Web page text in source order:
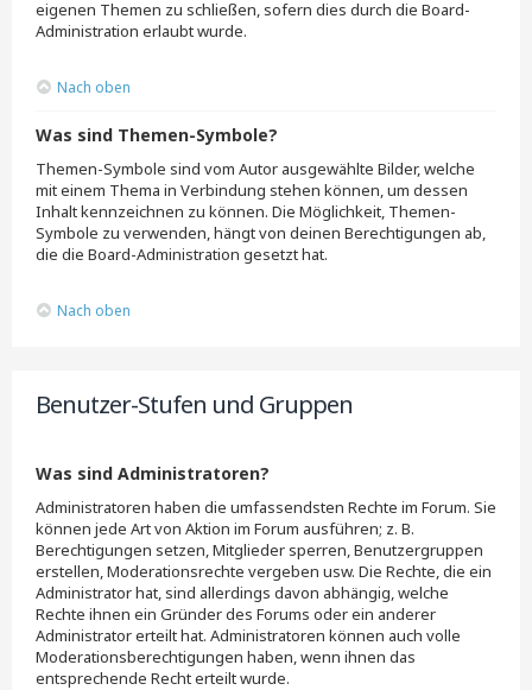
eigenen Themen zu schließen, sofern dies durch die Board-
Administration erlaubt wurde.
Nach oben
Was sind Themen-Symbole?
Themen-Symbole sind vom Autor ausgewählte Bilder, welche
mit einem Thema in Verbindung stehen können, um dessen
Inhalt kennzeichnen zu können. Die Möglichkeit, Themen-
Symbole zu verwenden, hängt von deinen Berechtigungen ab,
die die Board-Administration gesetzt hat.
Nach oben
Benutzer-Stufen und Gruppen
Was sind Administratoren?
Administratoren haben die umfassendsten Rechte im Forum. Sie
können jede Art von Aktion im Forum ausführen; z. B.
Berechtigungen setzen, Mitglieder sperren, Benutzergruppen
erstellen, Moderationsrechte vergeben usw. Die Rechte, die ein
Administrator hat, sind allerdings davon abhängig, welche
Rechte ihnen ein Gründer des Forums oder ein anderer
Administrator erteilt hat. Administratoren können auch volle
Moderationsberechtigungen haben, wenn ihnen das
entsprechende Recht erteilt wurde.